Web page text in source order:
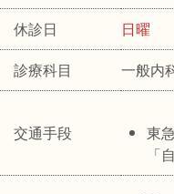
休診日
日曜
診療科目
一般内
交通手段
東
「